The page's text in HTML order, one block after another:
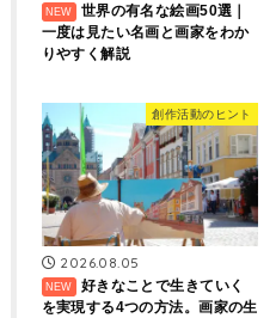
世界の有名な絵画50選｜
一度は見たい名画と画家をわか
りやすく解説
創作活動のヒント
2026.08.05
好きなことで生きていく
を実現する4つの方法。画家の生